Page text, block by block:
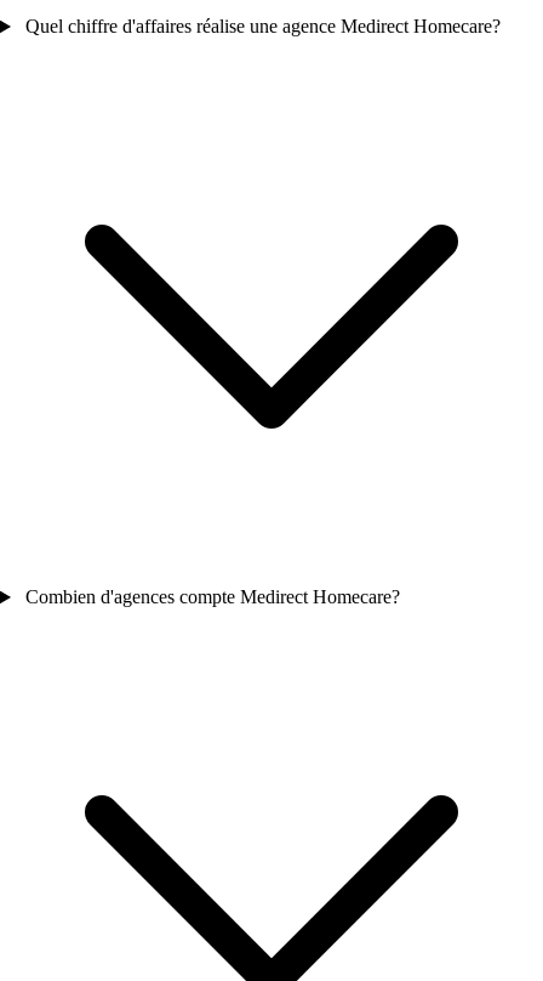
Quel chiffre d'affaires réalise une agence Medirect Homecare?
Combien d'agences compte Medirect Homecare?